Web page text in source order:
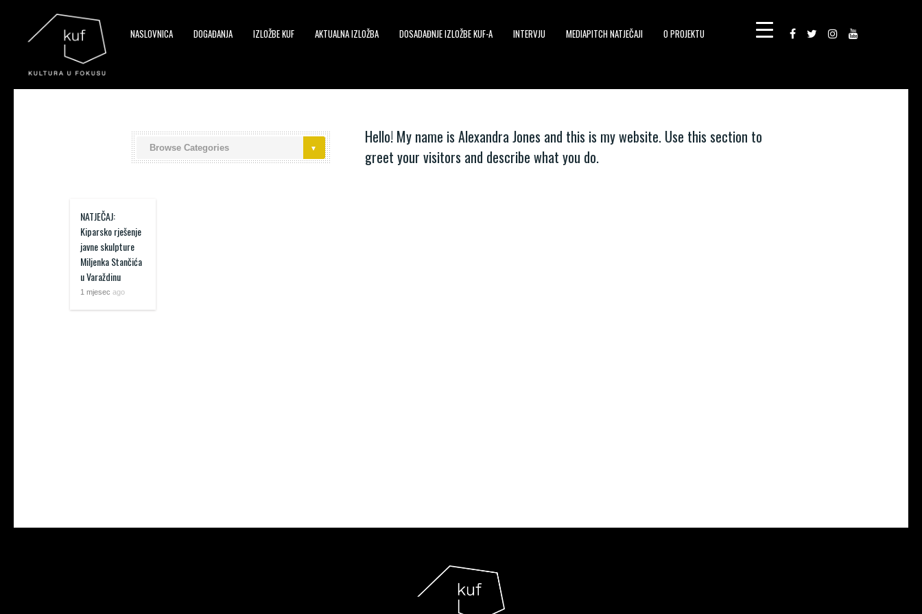
NASLOVNICA DOGAĐANJA IZLOŽBE KUF AKTUALNA IZLOŽBA DOSADAĐNJE IZLOŽBE KUF-A INTERVJU MEDIAPITCH NATJEČAJI O PROJEKTU
Hello! My name is Alexandra Jones and this is my website. Use this section to
greet your visitors and describe what you do.
NATJEČAJ:
Kiparsko rješenje
javne skulpture
Miljenka Stančića
u Varaždinu
1 mjesec ago